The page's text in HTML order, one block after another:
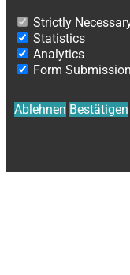
Strictly
Statistics
Analytics
Form
Ablehnen Bestätigen